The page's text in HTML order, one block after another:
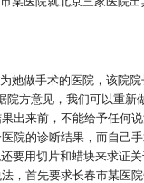
她做手术的医院，该院
院方意见，我们可以重
出来前，不能给予任何
院的诊断结果，而自己
要用切片和蜡块来求证
，首先要求长春市某医